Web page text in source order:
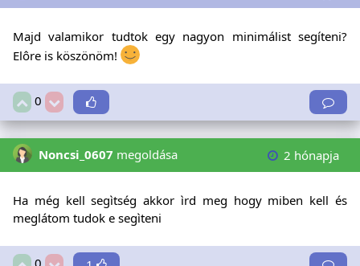
Majd valamikor tudtok egy nagyon minimálist segíteni?
Elôre is köszönöm!
0
Noncsi_0607 megoldása 2 hónapja
Ha még kell segìtség akkor ìrd meg hogy miben kell és
meglátom tudok e segìteni